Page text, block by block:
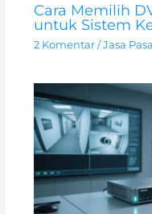
Cara Memilih
untuk Sistem
2 Komentar /Jasa